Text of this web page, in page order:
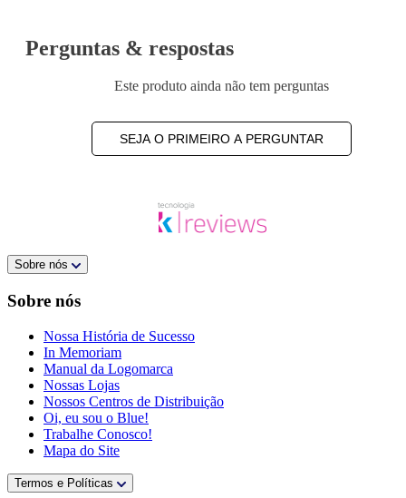
Perguntas & respostas
Este produto ainda não tem perguntas
SEJA O PRIMEIRO A PERGUNTAR
Sobre nós
Sobre nós
Nossa História de Sucesso
In Memoriam
Manual da Logomarca
Nossas Lojas
Nossos Centros de Distribuição
Oi, eu sou o Blue!
Trabalhe Conosco!
Mapa do Site
Termos e Políticas